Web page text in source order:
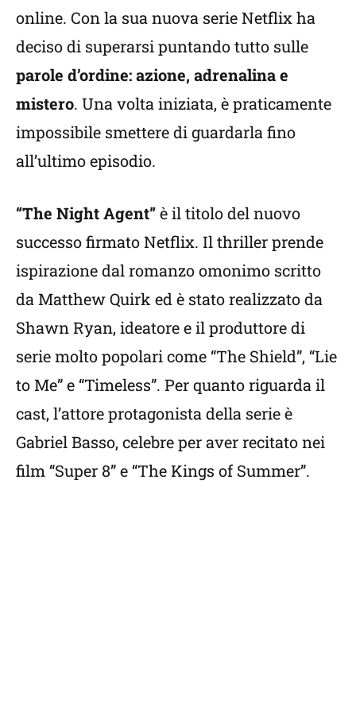
online. Con la sua nuova serie Netflix ha
deciso di superarsi puntando tutto sulle
parole d’ordine: azione, adrenalina e
mistero. Una volta iniziata, è praticamente
impossibile smettere di guardarla fino
all’ultimo episodio.
“The Night Agent”è il titolo del nuovo
successo firmato Netflix. Il thriller prende
ispirazione dal romanzo omonimo scritto
da Matthew Quirk ed è stato realizzato da
Shawn Ryan, ideatore e il produttore di
serie molto popolari come “The Shield”, “Lie
to Me” e “Timeless”. Per quanto riguarda il
cast, l’attore protagonista della serie è
Gabriel Basso, celebre per aver recitato nei
film “Super 8” e “The Kings of Summer”.